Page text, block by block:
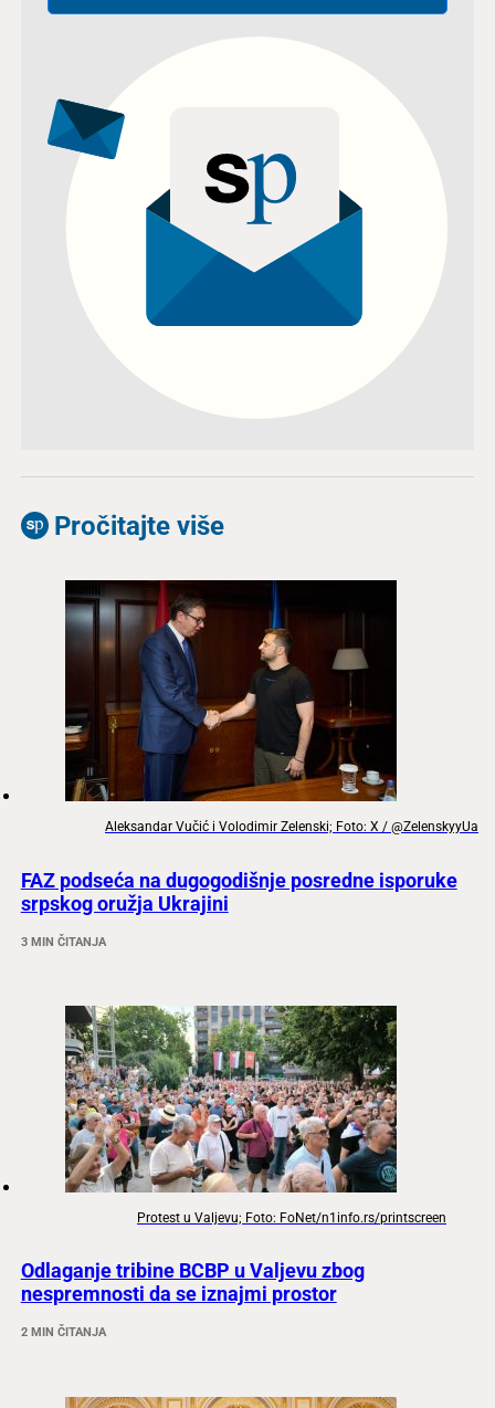
Pročitajte više
Aleksandar Vučić i Volodimir Zelenski; Foto: X / @ZelenskyyUa
FAZ podseća na dugogodišnje posredne isporuke
srpskog oružja Ukrajini
3 MIN ČITANJA
Protest u Valjevu; Foto: FoNet/n1info.rs/printscreen
Odlaganje tribine BCBP u Valjevu zbog
nespremnosti da se iznajmi prostor
2 MIN ČITANJA